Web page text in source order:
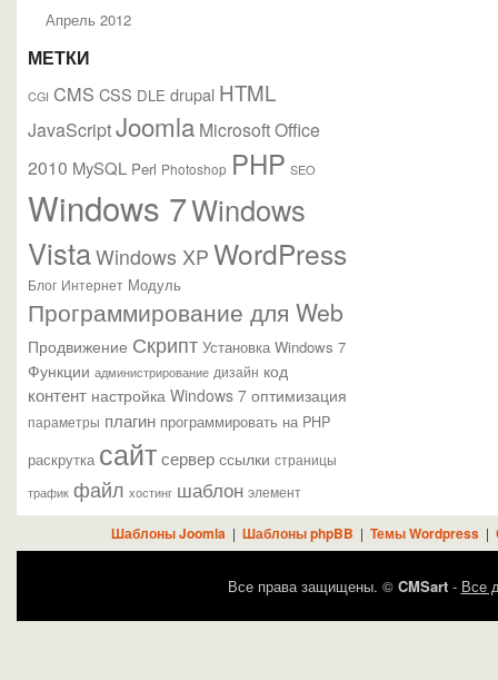
Апрель 2012
МЕТКИ
CGI CMS CSS DLE drupal HTML
JavaScriptJoomla Microsoft Office
2010 MySQL Perl Photoshop PHP SEO
Windows 7Windows
VistaWindows XP WordPress
Блог Интернет Модуль
Программирование для Web
Продвижение Скрипт Установка Windows 7
Функции администрирование дизайн код
контент настройка Windows 7 оптимизация
параметры плагин программировать на PHP
раскрутка сайтсервер ссылки страницы
трафик файл хостинг шаблон элемент
Шаблоны Joomla | Шаблоны phpBB | Темы Wordpress|
Все права защищены. © CMSart- Все